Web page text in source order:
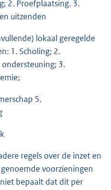
2. Proefplaatsing. 3.
uitzenden
lokaal geregelde
1. Scholing; 2.
3.
5.
regels over de inzet en
voorzieningen
bepaalt dat dit per